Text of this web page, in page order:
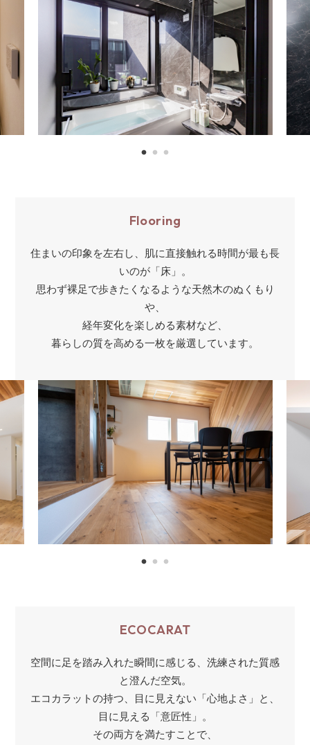
Flooring
住まいの印象を左右し、肌に直接触れる時間が最も長
いのが「床」。
思わず裸足で歩きたくなるような天然木のぬくもり
や、
経年変化を楽しめる素材など、
暮らしの質を高める一枚を厳選しています。
ECOCARAT
空間に足を踏み入れた瞬間に感じる、洗練された質感
と澄んだ空気。
エコカラットの持つ、目に見えない「心地よさ」と、
目に見える「意匠性」。
その両方を満たすことで、